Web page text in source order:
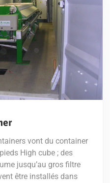
vont du container
High cube ; des
jusqu’au gros filtre
être installés dans